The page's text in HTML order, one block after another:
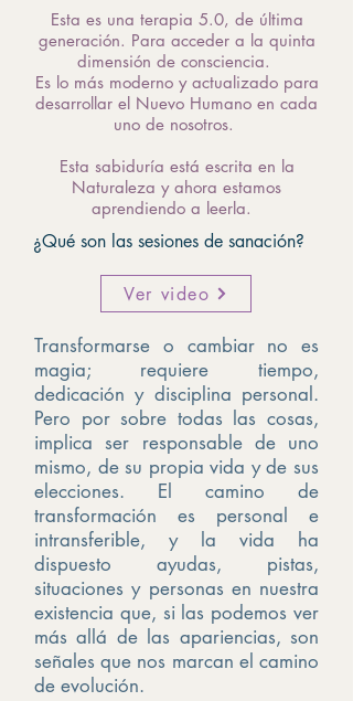
Esta es una terapia 5.0, de última
generación. Para acceder a la quinta
dimensión de consciencia.
Es lo más moderno y actualizado para
desarrollar el Nuevo Humano en cada
uno de nosotros.
Esta sabiduría está escrita en la
Naturaleza y ahora estamos
aprendiendo a leerla.
¿Qué son las sesiones de sanación?
Ver video
Transformarse o cambiar no es
magia; requiere tiempo,
dedicación y disciplina personal.
Pero por sobre todas las cosas,
implica ser responsable de uno
mismo, de su propia vida y de sus
elecciones. El camino de
transformación es personal e
intransferible, y la vida ha
dispuesto ayudas, pistas,
situaciones y personas en nuestra
existencia que, si las podemos ver
más allá de las apariencias, son
señales que nos marcan el camino
de evolución.